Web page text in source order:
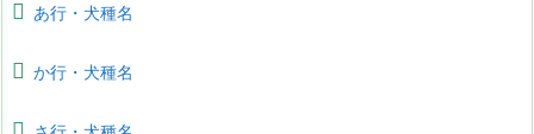
あ行・犬種名
か行・犬種名